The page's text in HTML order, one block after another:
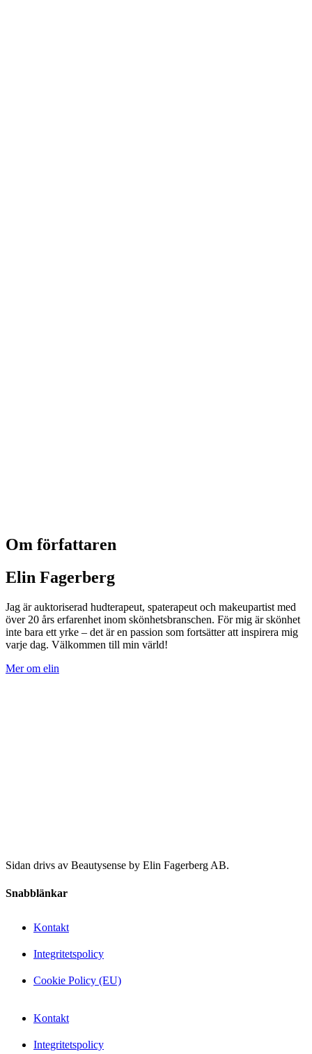
Om författaren
Elin Fagerberg
Jag är auktoriserad hudterapeut, spaterapeut och makeupartist med
över 20 års erfarenhet inom skönhetsbranschen. För mig är skönhet
inte bara ett yrke – det är en passion som fortsätter att inspirera mig
varje dag. Välkommen till min värld!
Mer om elin
Sidan drivs av Beautysense by Elin Fagerberg AB.
Snabblänkar
Kontakt
Integritetspolicy
Cookie Policy (EU)
Kontakt
Integritetspolicy